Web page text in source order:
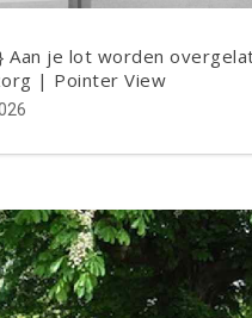
Aan je lot worden
| Pointer View